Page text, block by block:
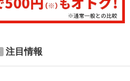
注目情報